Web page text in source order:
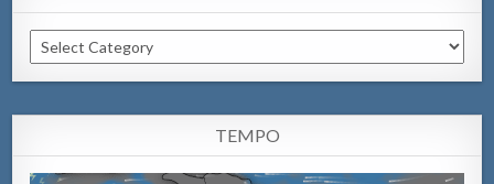
Categorianan
TEMPO